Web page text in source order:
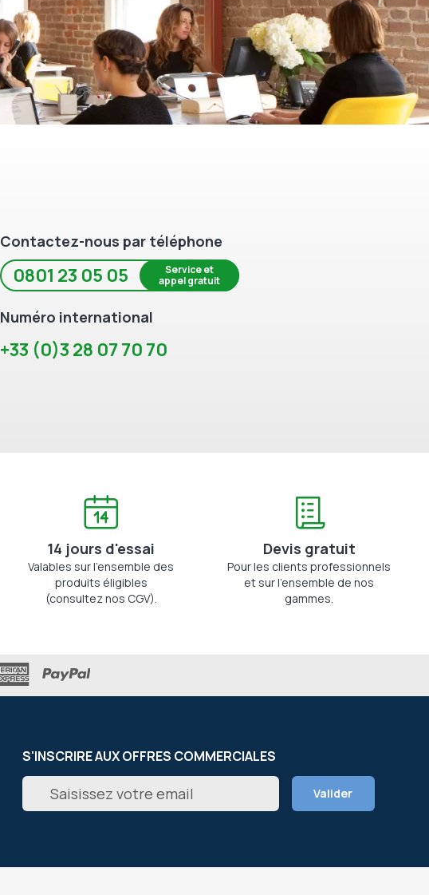
Contactez-nous par téléphone
0801 23 05 05
Service et
appel gratuit
Numéro international
+33 (0)3 28 07 70 70
14 jours d'essai
Valables sur l'ensemble des
produits éligibles
(consultez nos CGV).
Devis gratuit
Pour les clients professionnels
et sur l'ensemble de nos
gammes.
S'INSCRIRE AUX OFFRES COMMERCIALES
Inscription
notre
Valider